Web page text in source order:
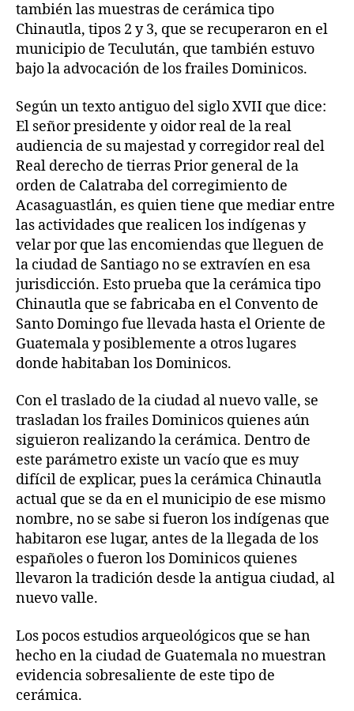
también las muestras de cerámica tipo
Chinautla, tipos 2 y 3, que se recuperaron en el
municipio de Teculután, que también estuvo
bajo la advocación de los frailes Dominicos.
Según un texto antiguo del siglo XVII que dice:
El señor presidente y oidor real de la real
audiencia de su majestad y corregidor real del
Real derecho de tierras Prior general de la
orden de Calatraba del corregimiento de
Acasaguastlán, es quien tiene que mediar entre
las actividades que realicen los indígenas y
velar por que las encomiendas que lleguen de
la ciudad de Santiago no se extravíen en esa
jurisdicción. Esto prueba que la cerámica tipo
Chinautla que se fabricaba en el Convento de
Santo Domingo fue llevada hasta el Oriente de
Guatemala y posiblemente a otros lugares
donde habitaban los Dominicos.
Con el traslado de la ciudad al nuevo valle, se
trasladan los frailes Dominicos quienes aún
siguieron realizando la cerámica. Dentro de
este parámetro existe un vacío que es muy
difícil de explicar, pues la cerámica Chinautla
actual que se da en el municipio de ese mismo
nombre, no se sabe si fueron los indígenas que
habitaron ese lugar, antes de la llegada de los
españoles o fueron los Dominicos quienes
llevaron la tradición desde la antigua ciudad, al
nuevo valle.
Los pocos estudios arqueológicos que se han
hecho en la ciudad de Guatemala no muestran
evidencia sobresaliente de este tipo de
cerámica.